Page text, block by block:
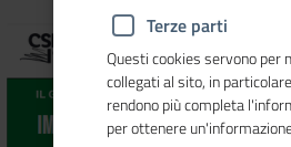
Terze parti
Questi cookies servono per
collegati al sito, in
rendono più completa
per ottenere